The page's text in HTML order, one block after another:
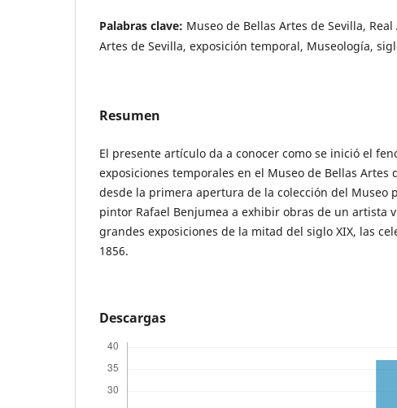
Palabras clave: Museo de Bellas Artes de Sevilla,
Artes de Sevilla, exposición temporal, Museología,
Resumen
El presente artículo da a conocer como se inició el
exposiciones temporales en el Museo de Bellas Artes
desde la primera apertura de la colección del Museo
pintor Rafael Benjumea a exhibir obras de un artista
grandes exposiciones de la mitad del siglo XIX, las
1856.
Descargas